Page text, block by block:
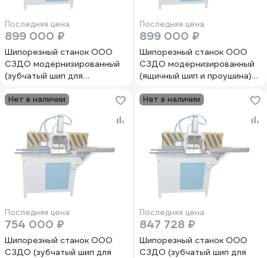
Последняя цена
899 000 ₽
Шипорезный станок ООО
СЗДО модернизированный
(зубчатый шип для
(Н210мм) Ср
Последняя цена
899 000 ₽
Шипорезный станок ООО
СЗДО модернизированный
(ящичный шип и проушина)
Нет в наличии
Последняя цена
754 000 ₽
Шипорезный станок ООО
СЗДО (зубчатый шип для
Нет в наличии
Последняя цена
847 728 ₽
Шипорезный станок ООО
СЗДО (зубчатый шип для